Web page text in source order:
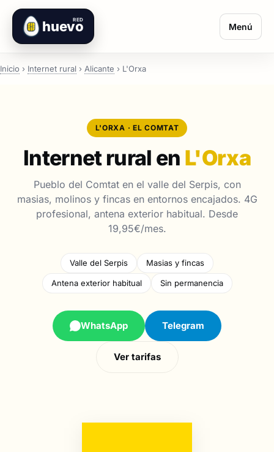
RED
huevo Menú
Inicio › Internet rural › Alicante › L'Orxa
L'ORXA · EL COMTAT
Internet rural en L'Orxa
Pueblo del Comtat en el valle del Serpis, con
masias, molinos y fincas en entornos encajados. 4G
profesional, antena exterior habitual. Desde
19,95€/mes.
Valle del Serpis Masias y fincas
Antena exterior habitual Sin permanencia
WhatsApp Telegram
Ver tarifas